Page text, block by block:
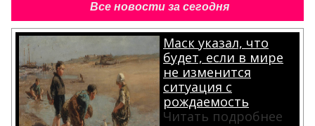
Все новости за сегодня
Маск указал, что
будет, если в мире
не изменится
ситуация с
рождаемость
Читать подробнее